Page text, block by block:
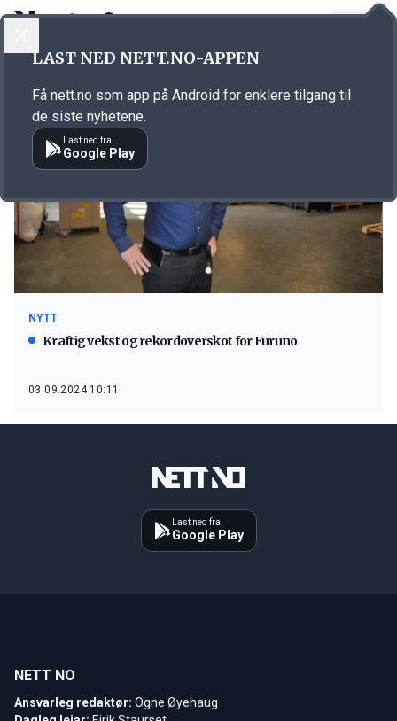
Emne: Furuno
NYTT
Kraftig vekst og rekordoverskot for Furuno
03.09.2024 10:11
Last ned fra
Google Play
NETT NO
Ansvarleg redaktør: Ogne Øyehaug
LAST NED NETT.NO-APPEN
Få nett.no som app på Android for enklere tilgang til
de siste nyhetene.
Last ned fra
Google Play